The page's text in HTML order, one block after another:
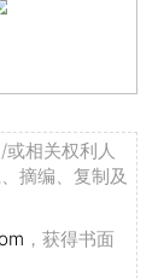
相关权利人
摘编、复制及
，获得书面